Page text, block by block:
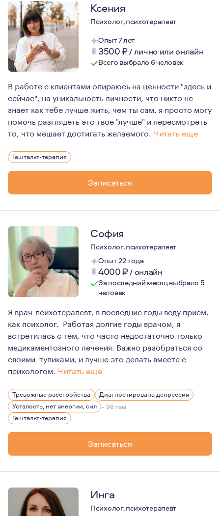
Ксения
Психолог, психотерапевт
Опыт 7 лет
3500₽/лично или онлайн
Всего выбрало 6 человек
В работе с клиентами опираюсь на ценности "здесь и
сейчас", на уникальность личности, что никто не
знает как тебе лучше жить, чем ты сам, я просто могу
помочь разглядеть это твое "лучше" и пересмотреть
то, что мешает достигать желаемого. Читать еще
Я считаю важным в профессии психотерапевта
Сейчас мне 28, замужем, мама трехлетки, активно
Занимаюсь любимой работой, получаю
Гештальт-терапия
Записаться
София
Психолог, психотерапевт
Опыт 22 года
4000₽/ онлайн
За последний месяц выбрало 5
человек
Я врач-психотерапевт, в последние годы веду прием,
как психолог. Работая долгие годы врачом, я
встретилась с тем, что часто недостаточно только
медикаментозного лечения. Важно разобраться со
своими тупиками, и лучше это делать вместе с
психологом. Читать еще
Я врач, у меня большой стаж и опыт. Но уже около 20
Какие у меня увлечения? Их много разных, читаю...
Тревожные расстройства
Диагностирована депрессия
Усталость, нет энергии, сил + 98 тем
Гештальт-терапия
Записаться
Инга
Психолог, психотерапевт